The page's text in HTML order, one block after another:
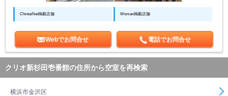
ChintaiNet掲載店舗 Woman掲載店舗
Webでお問合せ 電話でお問合せ
クリオ新杉田壱番館の住所から空室を再検索
横浜市金沢区